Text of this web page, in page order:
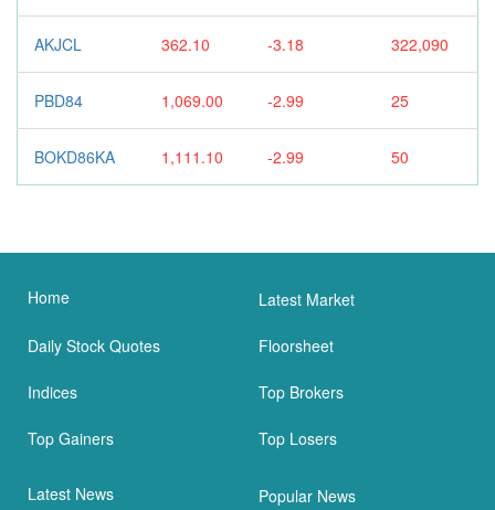
AKJCL 362.10 -3.18 322,090
PBD84 1,069.00 -2.99 25
BOKD86KA 1,111.10 -2.99 50
Home Latest Market
Daily Stock Quotes Floorsheet
Indices Top Brokers
Top Gainers Top Losers
Latest News Popular News